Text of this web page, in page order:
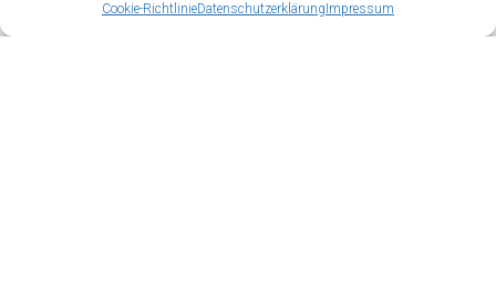
Cookie-RichtlinieDatenschutzerklärung Impressum